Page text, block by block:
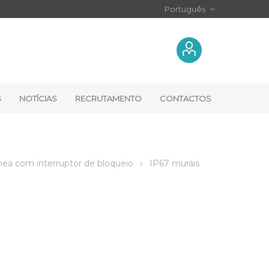
NOTÍCIAS RECRUTAMENTO CONTACTOS
com interruptor de bloqueio IP67 murais